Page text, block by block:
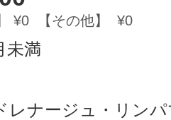
サイトマッ
¥0 【その他】 ¥0
未満
レナージュ・リン